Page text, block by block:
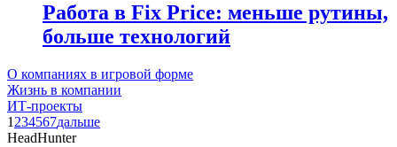
Работа в Fix Price: меньше рутины,
больше технологий
О компаниях в игровой форме
Жизнь в компании
ИТ-проекты
1 234567дальше
HeadHunter